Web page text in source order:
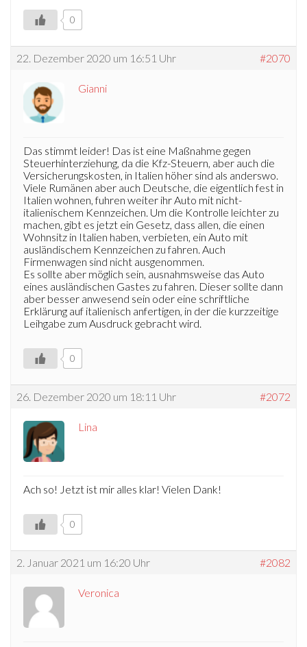
0
22. Dezember 2020 um 16:51 Uhr #2070
Gianni
Das stimmt leider! Das ist eine Maßnahme gegen
Steuerhinterziehung, da die Kfz-Steuern, aber auch die
Versicherungskosten, in Italien höher sind als anderswo.
Viele Rumänen aber auch Deutsche, die eigentlich fest in
Italien wohnen, fuhren weiter ihr Auto mit nicht-
italienischem Kennzeichen. Um die Kontrolle leichter zu
machen, gibt es jetzt ein Gesetz, dass allen, die einen
Wohnsitz in Italien haben, verbieten, ein Auto mit
ausländischem Kennzeichen zu fahren. Auch
Firmenwagen sind nicht ausgenommen.
Es sollte aber möglich sein, ausnahmsweise das Auto
eines ausländischen Gastes zu fahren. Dieser sollte dann
aber besser anwesend sein oder eine schriftliche
Erklärung auf italienisch anfertigen, in der die kurzzeitige
Leihgabe zum Ausdruck gebracht wird.
0
26. Dezember 2020 um 18:11 Uhr #2072
Lina
Ach so! Jetzt ist mir alles klar! Vielen Dank!
0
2. Januar 2021 um 16:20 Uhr #2082
Veronica